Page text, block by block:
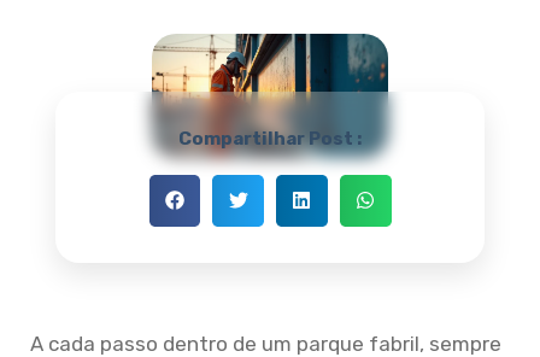
Compartilhar Post :
A cada passo dentro de um parque fabril, sempre